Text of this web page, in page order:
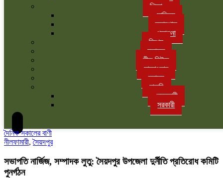
শিক্ষা
সাহিত্য
ক্যাম্পাস
পড়াশুনা
বিশেষ
মতামত
লীড নিউজ
সাক্ষাৎকার
স্বাস্থ্য
চাকরি
বেসরকারী
সরকারী
দৈনিক সকালের বাণী
নীলফামারী,সৈয়দপুর
সভাপতি নার্জিজ, সম্পাদক লুতু: সৈয়দপুর উপজেলা দুর্নীতি প্রতিরোধ কমিটি
পুনর্গঠন